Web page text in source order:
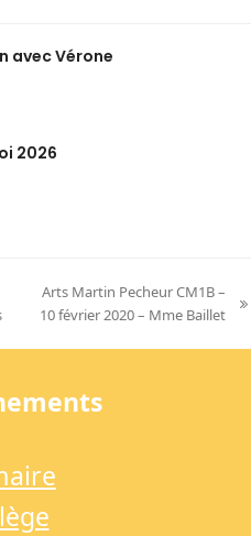
avec Vérone
2026
next
Arts Martin Pecheur CM1B –
10 février 2020 – Mme Baillet